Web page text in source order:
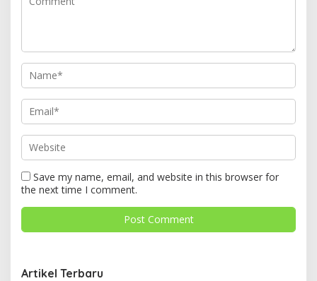
Save my name, email, and website in this browser for
the next time I comment.
Artikel Terbaru